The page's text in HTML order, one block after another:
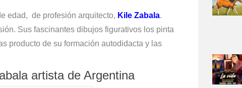
edad, de profesión arquitecto, Kile Zabala.
Sus fascinantes dibujos figurativos los pinta
producto de su formación autodidacta y las
artista de Argentina